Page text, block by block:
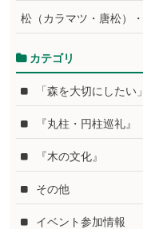
松（カラマツ・唐松）
カテゴリ
「森を大切にしたい
『丸柱・円柱巡礼』
『木の文化』
その他
イベント参加情報